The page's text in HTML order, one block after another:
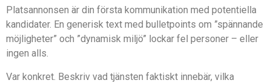
Platsannonsen är din första kommunikation med potentiella
kandidater. En generisk text med bulletpoints om ”spännande
möjligheter” och ”dynamisk miljö” lockar fel personer – eller
ingen alls.
Var konkret. Beskriv vad tjänsten faktiskt innebär, vilka